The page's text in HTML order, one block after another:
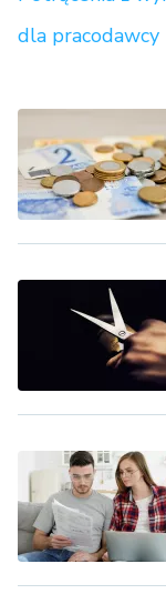
dla pracodawcy